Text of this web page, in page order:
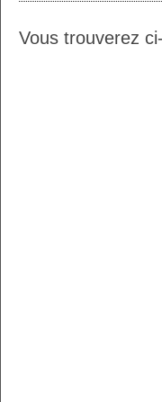
Vous trouverez